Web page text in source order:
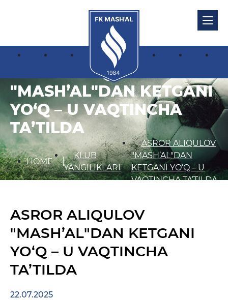
ASROR ALIQULOV
"MASH’AL"DAN KETGANI
YO‘Q – U VAQTINCHA
TA’TILDA
HOME
KLUB
YANGILIKLARI
ASROR ALIQULOV
"MASH’AL"DAN
KETGANI YO‘Q – U
VAQTINCHA TA’TILDA
ASROR ALIQULOV
"MASH’AL"DAN KETGANI
YO‘Q – U VAQTINCHA
TA’TILDA
22.07.2025